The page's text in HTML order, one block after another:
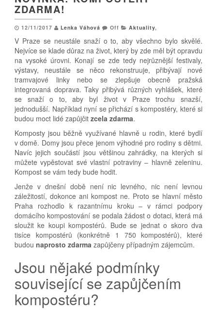
ZDARMA!
12/11/2017 Lenka Váhová Off Aktuality,
V Praze se neustále snaží o to, aby všechno bylo skvělé.
Nejvíce se klade důraz na život, který by zde měl být opravdu
na vysoké úrovni. Konají se zde tedy nejrůznější festivaly,
výstavy, neustále se něco rekonstruuje, přibývají nové
tramvajové linky nebo se zlepšuje obecně pražská
integrovaná doprava. Taky přibývá různých vyhlášek, které
se snaží o to, aby byl život v Praze trochu snazší,
jednodušší. Například nyní se přichází s kompostéry, které si
budou moct lidé zapůjčit zcela zdarma.
Komposty jsou běžně využívané hlavně u rodin, které bydlí
v domě. Domy jsou přece jenom výhodné pro rodiny s dětmi.
Navíc jejich součástí jsou většinou zahrádky, na kterých si
můžete vypěstovat své vlastní potraviny – hlavně zeleninu.
Kompost se vám tedy bude hodit.
Jenže v dnešní době není nic levného, nic není levnou
záležitostí, dokonce ani kompost ne. Proto se hlavní město
Praha rozhodlo k razantnímu kroku – v rámci podpory
domácího kompostování se podala žádost o dotaci, která má
sloužit ke koupi kompostérů. Bude se jednat o skoro dva
tisíce kompostérů (konkrétně 1 750 kompostérů), které
budou naprosto zdarma zapůjčeny případným zájemcům.
Jsou nějaké podmínky
související se zapůjčením
kompostéru?